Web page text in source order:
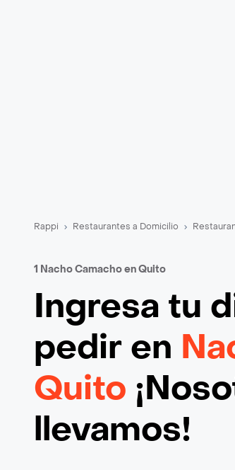
Rappi Restaurantes a Domicilio
1 Nacho Camacho en Quito
Ingresa tu
pedir en
Quito
llevamos!